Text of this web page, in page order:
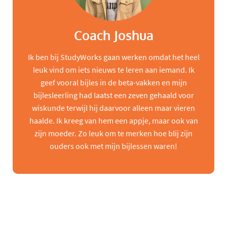
Coach Joshua
Ik ben bij StudyWorks gaan werken omdat het heel
leuk vind om iets nieuws te leren aan iemand. Ik
geef vooral bijles in de beta-vakken en mijn
bijlesleerling had laatst een zeven gehaald voor
wiskunde terwijl hij daarvoor alleen maar vieren
haalde. Ik kreeg van hem een appje, maar ook van
zijn moeder. Zo leuk om te merken hoe blij zijn
ouders ook met mijn bijlessen waren!